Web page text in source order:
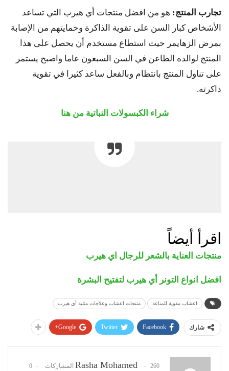
تجارب المنتج: هو من افضل منتجات أي هيرب التي تساعد
الأشخاص كبار السن على تقوية الذاكرة وحمايتهم من الإصابة
بمرض الزهايمر حيث استطاع مستخدم أن يحصل على هذا
المنتج لوالده الطاعن في السن السبعون عاما واصبح يستمر
على تناول المنتج بانتظام وبالفعل ساعد كثيرا في تقوية
ذاكرته.
شراء الكبسولات النباتية من هنا
اقرأ أيضاً
منتجات العناية بالشعر للرجال اي هيرب
افضل انواع التونر أي هيرب لتفتيح البشرة
اعشاب مقوية للمناعة منتجات اعشاب وعلاجات مثلية أي هيرب
شارك Facebook
Twitter
Google+
Rasha Mohamed 260 المشاركات 0